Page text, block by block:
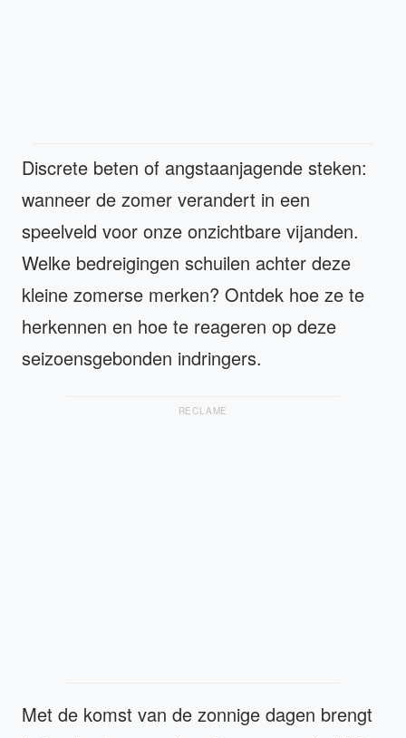
Discrete beten of angstaanjagende steken:
wanneer de zomer verandert in een
speelveld voor onze onzichtbare vijanden.
Welke bedreigingen schuilen achter deze
kleine zomerse merken? Ontdek hoe ze te
herkennen en hoe te reageren op deze
seizoensgebonden indringers.
RECLAME
Met de komst van de zonnige dagen brengt